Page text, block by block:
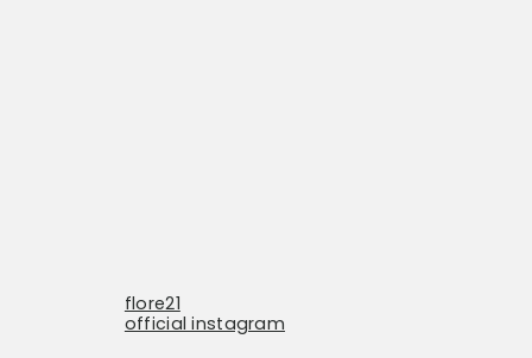
flore21
official instagram